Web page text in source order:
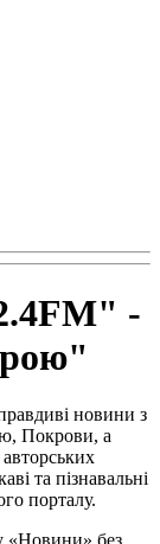
-
новини з
Покрови, а
та пізнавальні
порталу.